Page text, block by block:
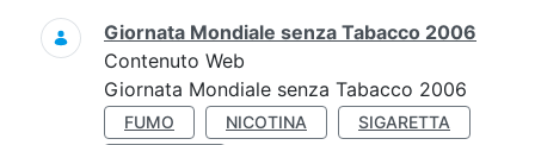
Giornata Mondiale senza Tabacco 2006
Contenuto Web
Giornata Mondiale senza Tabacco 2006
FUMO NICOTINA
SIGARETTA